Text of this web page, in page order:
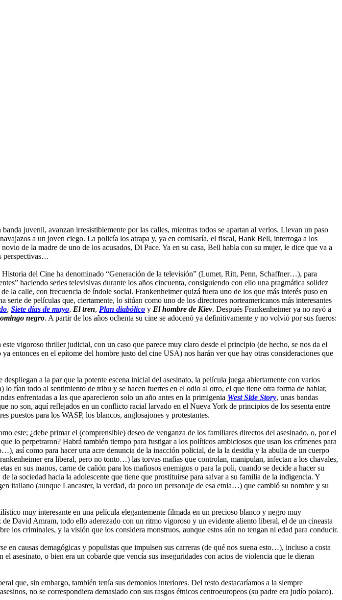
juvenil, avanzan irresistiblemente por las calles, mientras todos se apartan al verlos. Llevan un paso
a un joven ciego. La policía los atrapa y, ya en comisaría, el fiscal, Hank Bell, interroga a los
de la madre de uno de los acusados, Di Pace. Ya en su casa, Bell habla con su mujer, le dice que va a
perspectivas…
del Cine ha denominado “Generación de la televisión” (Lumet, Ritt, Penn, Schaffner…), para
haciendo series televisivas durante los años cincuenta, consiguiendo con ello una pragmática solidez
la calle, con frecuencia de índole social. Frankenheimer quizá fuera uno de los que más interés puso en
de películas que, ciertamente, lo sitúan como uno de los directores norteamericanos más interesantes
, Siete días de mayo, El tren, Plan diabólico y El hombre de Kiev. Después Frankenheimer ya no rayó a
negro. A partir de los años ochenta su cine se adocenó ya definitivamente y no volvió por sus fueros:
vigoroso thriller judicial, con un caso que parece muy claro desde el principio (de hecho, se nos da el
entonces en el epítome del hombre justo del cine USA) nos harán ver que hay otras consideraciones que
a la par que la potente escena inicial del asesinato, la película juega abiertamente con varios
fían todo al sentimiento de tribu y se hacen fuertes en el odio al otro, el que tiene otra forma de hablar,
enfrentadas a las que aparecieron solo un año antes en la primigenia West Side Story, unas bandas
no son, aquí reflejados en un conflicto racial larvado en el Nueva York de principios de los sesenta entre
puestos para los WASP, los blancos, anglosajones y protestantes.
este; ¿debe primar el (comprensible) deseo de venganza de los familiares directos del asesinado, o, por el
lo perpetraron? Habrá también tiempo para fustigar a los políticos ambiciosos que usan los crímenes para
así como para hacer una acre denuncia de la inacción policial, de la la desidia y la abulia de un cuerpo
era liberal, pero no tonto…) las torvas mafias que controlan, manipulan, infectan a los chavales,
en sus manos, carne de cañón para los mafiosos enemigos o para la poli, cuando se decide a hacer su
la sociedad hacia la adolescente que tiene que prostituirse para salvar a su familia de la indigencia. Y
italiano (aunque Lancaster, la verdad, da poco un personaje de esa etnia…) que cambió su nombre y su
muy interesante en una película elegantemente filmada en un precioso blanco y negro muy
David Amram, todo ello aderezado con un ritmo vigoroso y un evidente aliento liberal, el de un cineasta
los criminales, y la visión que los considera monstruos, aunque estos aún no tengan ni edad para conducir.
causas demagógicas y populistas que impulsen sus carreras (de qué nos suena esto…), incluso a costa
asesinato, o bien era un cobarde que vencía sus inseguridades con actos de violencia que le dieran
que, sin embargo, también tenía sus demonios interiores. Del resto destacaríamos a la siempre
no se correspondiera demasiado con sus rasgos étnicos centroeuropeos (su padre era judío polaco).